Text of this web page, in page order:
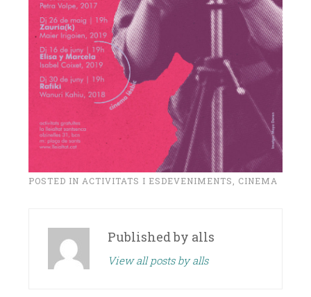
POSTED IN ACTIVITATS I ESDEVENIMENTS CINEMA
Published by alls
View all posts by alls